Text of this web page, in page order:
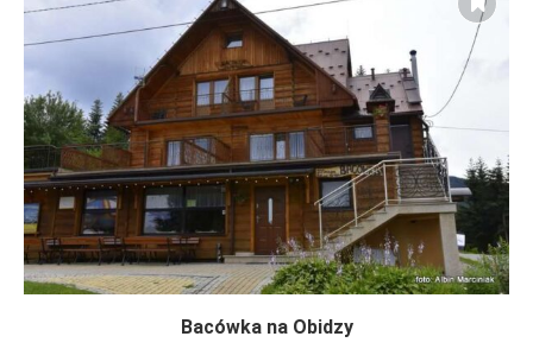
Bacówka na Obidzy